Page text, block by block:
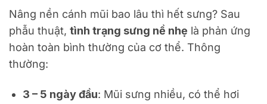
Nâng nền cánh mũi bao lâu thì hết sưng? Sau
phẫu thuật, tình trạng sưng nề nhẹ là phản ứng
hoàn toàn bình thường của cơ thể. Thông
thường:
3 – 5 ngày đầu: Mũi sưng nhiều, có thể hơi